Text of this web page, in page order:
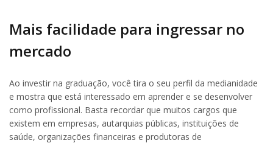
Mais facilidade para ingressar no
mercado
Ao investir na graduação, você tira o seu perfil da medianidade
e mostra que está interessado em aprender e se desenvolver
como profissional. Basta recordar que muitos cargos que
existem em empresas, autarquias públicas, instituições de
saúde, organizações financeiras e produtoras de